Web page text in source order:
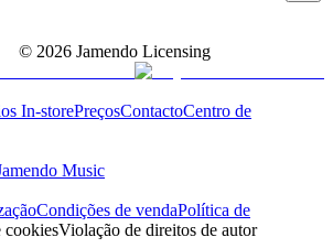
© 2026 Jamendo Licensing
In-storePreçosContactoCentro de
Music
Condições de vendaPolítica de
cookiesViolação de direitos de autor